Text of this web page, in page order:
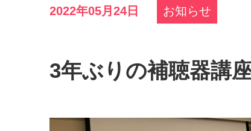
2022年05月24日 お知らせ
3年ぶりの補聴器講